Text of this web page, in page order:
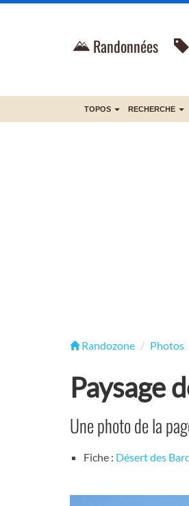
Randonnées
TOPOS RECHERCHE
Randozone Photos
Paysage
Une photo de la
Fiche : Désert des